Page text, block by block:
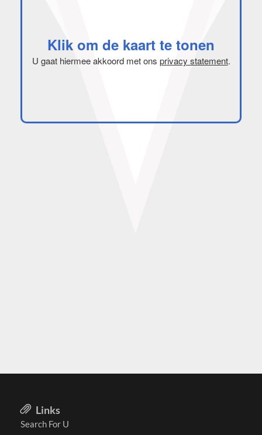
Klik om de kaart te tonen
U gaat hiermee akkoord met ons privacy statement.
Links
Search For U